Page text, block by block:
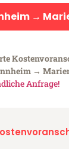
→
→
Anfrage!